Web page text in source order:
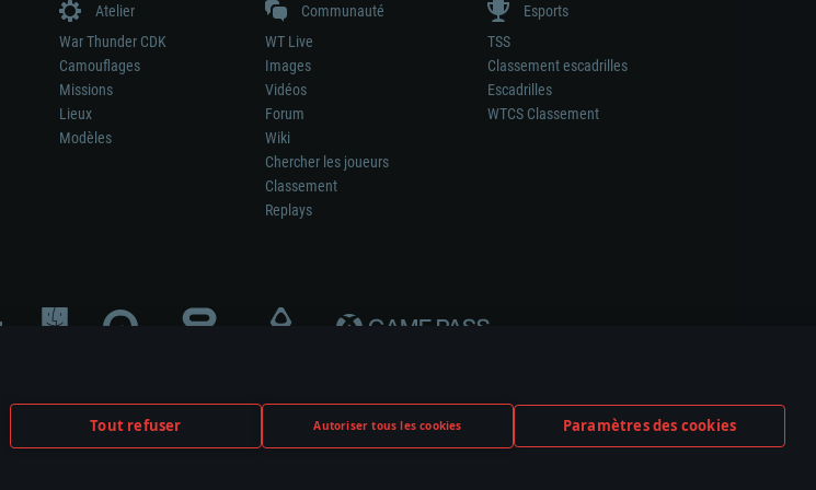
Tout refuser Autoriser tous les cookies Paramètres des cookies
Atelier
War Thunder CDK
Camouflages
Missions
Lieux
Modèles
Communauté
WT Live
Images
Vidéos
Forum
Wiki
Chercher les joueurs
Classement
Replays
Esports
TSS
Classement escadrilles
Escadrilles
WTCS Classement
développement du jeu, le sponsoring ou à l’approbation de tout fabricant d’armes ou de véhicule.
respective owners.